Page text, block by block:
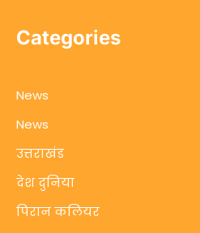
Categories
News
News
उत्तराखंड
देश दुनिया
पिरान कलियर